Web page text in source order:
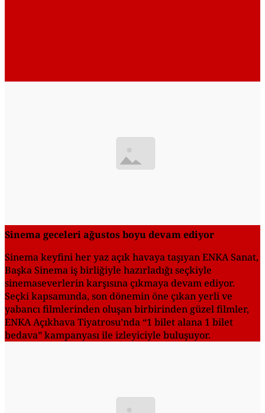
Sinema geceleri ağustos boyu devam ediyor
Sinema keyfini her yaz açık havaya taşıyan ENKA Sanat,
Başka Sinema iş birliğiyle hazırladığı seçkiyle
sinemaseverlerin karşısına çıkmaya devam ediyor.
Seçki kapsamında, son dönemin öne çıkan yerli ve
yabancı filmlerinden oluşan birbirinden güzel filmler,
ENKA Açıkhava Tiyatrosu’nda “1 bilet alana 1 bilet
bedava” kampanyası ile izleyiciyle buluşuyor.